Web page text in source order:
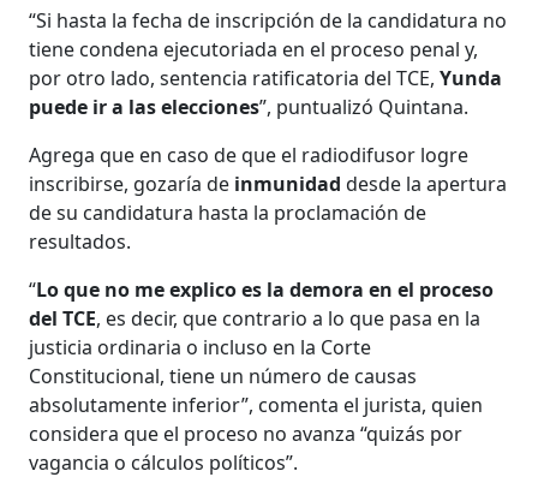
“Si hasta la fecha de inscripción de la candidatura no
tiene condena ejecutoriada en el proceso penal y,
por otro lado, sentencia ratificatoria del TCE,Yunda
puede ir a las elecciones”, puntualizó Quintana.
Agrega que en caso de que el radiodifusor logre
inscribirse, gozaría de inmunidaddesde la apertura
de su candidatura hasta la proclamación de
resultados.
“Lo que no me explico es la demora en el proceso
del TCE, es decir, que contrario a lo que pasa en la
justicia ordinaria o incluso en la Corte
Constitucional, tiene un número de causas
absolutamente inferior”, comenta el jurista, quien
considera que el proceso no avanza “quizás por
vagancia o cálculos políticos”.